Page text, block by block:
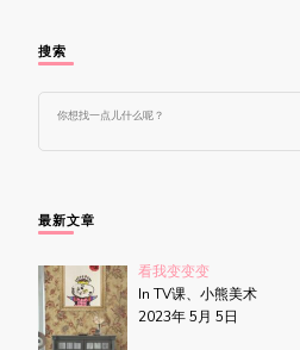
搜索
么
吗?
最新文章
看我变变变
In TV课、小熊美术
2023年 5月 5日